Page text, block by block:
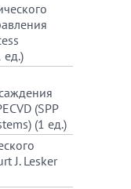
ед.)
(SPP
(1 ед.)
J. Lesker